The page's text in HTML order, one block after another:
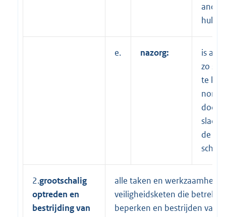
e. nazorg:
is
zo
te
door
de
2.grootschalig
optreden en
bestrijding van
alle taken en
veiligheidsketen die
beperken en bestrijden van